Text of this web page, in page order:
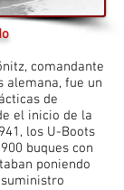
comandante
alemana, fue un
de
el inicio de la
los U-Boots
buques con
poniendo